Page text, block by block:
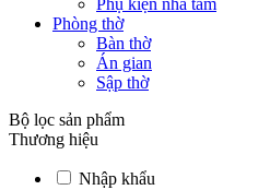
Phụ kiện nhà tắm
Phòng thờ
Bàn thờ
Án gian
Sập thờ
Bộ lọc sản phẩm
Thương hiệu
Nhập khẩu